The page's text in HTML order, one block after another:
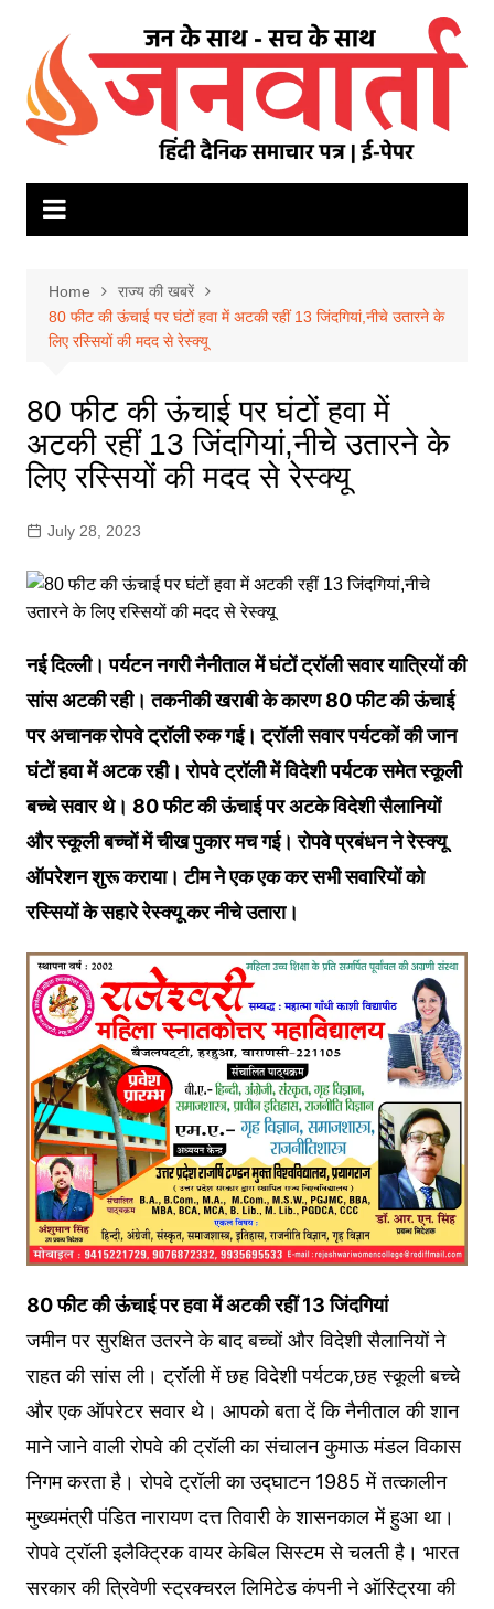
content
Home
राज्य की खबरें
80 फीट की ऊंचाई पर घंटों हवा में अटकी रहीं 13 जिंदगियां,नीचे उतारने के
लिए रस्सियों की मदद से रेस्क्यू
80 फीट की ऊंचाई पर घंटों हवा में
अटकी रहीं 13 जिंदगियां,नीचे उतारने के
लिए रस्सियों की मदद से रेस्क्यू
July 28, 2023
नई दिल्ली। पर्यटन नगरी नैनीताल में घंटों ट्रॉली सवार यात्रियों की
सांस अटकी रही। तकनीकी खराबी के कारण 80 फीट की ऊंचाई
पर अचानक रोपवे ट्रॉली रुक गई। ट्रॉली सवार पर्यटकों की जान
घंटों हवा में अटक रही। रोपवे ट्रॉली में विदेशी पर्यटक समेत स्कूली
बच्चे सवार थे। 80 फीट की ऊंचाई पर अटके विदेशी सैलानियों
और स्कूली बच्चों में चीख पुकार मच गई। रोपवे प्रबंधन ने रेस्क्यू
ऑपरेशन शुरू कराया। टीम ने एक एक कर सभी सवारियों को
रस्सियों के सहारे रेस्क्यू कर नीचे उतारा।
80 फीट की ऊंचाई पर हवा में अटकी रहीं 13 जिंदगियां
जमीन पर सुरक्षित उतरने के बाद बच्चों और विदेशी सैलानियों ने
राहत की सांस ली। ट्रॉली में छह विदेशी पर्यटक,छह स्कूली बच्चे
और एक ऑपरेटर सवार थे। आपको बता दें कि नैनीताल की शान
माने जाने वाली रोपवे की ट्रॉली का संचालन कुमाऊ मंडल विकास
निगम करता है। रोपवे ट्रॉली का उद्घाटन 1985 में तत्कालीन
मुख्यमंत्री पंडित नारायण दत्त तिवारी के शासनकाल में हुआ था।
रोपवे ट्रॉली इलैक्ट्रिक वायर केबिल सिस्टम से चलती है। भारत
सरकार की त्रिवेणी स्ट्रक्चरल लिमिटेड कंपनी ने ऑस्ट्रिया की